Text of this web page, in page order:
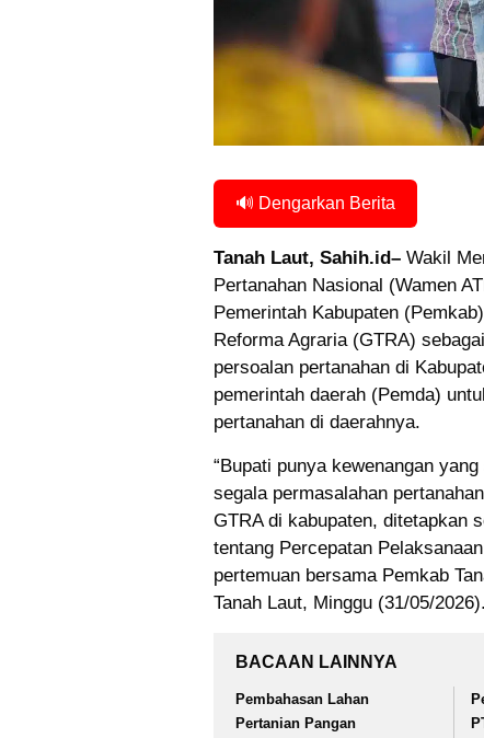
🔊 Dengarkan Berita
Tanah Laut, Sahih.id– Wakil
Pertanahan Nasional (Wamen
Pemerintah Kabupaten
Reforma Agraria (GTRA)
persoalan pertanahan di
pemerintah daerah (Pemda)
pertanahan di daerahnya.
“Bupati punya kewenangan
segala permasalahan
GTRA di kabupaten, ditetapkan
tentang Percepatan
pertemuan bersama Pemkab
Tanah Laut, Minggu (31/05/2026).
BACAAN LAINNYA
Pembahasan Lahan
Pertanian Pangan